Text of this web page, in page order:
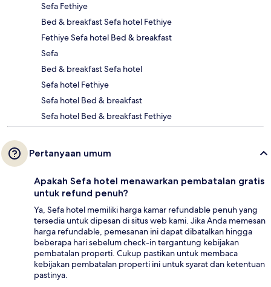
Sefa Fethiye
Bed & breakfast Sefa hotel Fethiye
Fethiye Sefa hotel Bed & breakfast
Sefa
Bed & breakfast Sefa hotel
Sefa hotel Fethiye
Sefa hotel Bed & breakfast
Sefa hotel Bed & breakfast Fethiye
Pertanyaan umum
Apakah Sefa hotel menawarkan pembatalan gratis
untuk refund penuh?
Ya, Sefa hotel memiliki harga kamar refundable penuh yang
tersedia untuk dipesan di situs web kami. Jika Anda memesan
harga refundable, pemesanan ini dapat dibatalkan hingga
beberapa hari sebelum check-in tergantung kebijakan
pembatalan properti. Cukup pastikan untuk membaca
kebijakan pembatalan properti ini untuk syarat dan ketentuan
pastinya.